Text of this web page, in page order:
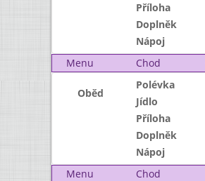
Příloha
Doplněk
Nápoj
Menu
Chod
Oběd
Polévka
Jídlo
Příloha
Doplněk
Nápoj
Menu
Chod